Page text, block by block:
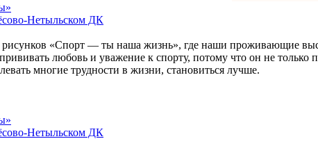
Нетыльском ДК
«Спорт — ты наша жизнь», где наши проживающие
любовь и уважение к спорту, потому что он не
многие трудности в жизни, становиться лучше.
Нетыльском ДК